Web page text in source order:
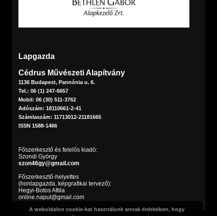
Lapgazda
Cédrus Művészeti Alapítvány
1136 Budapest, Pannónia u. 6.
Tel.: 06 (1) 247-6657
Mobil: 06 (30) 511-3762
Adószám: 18110661-2-41
Számlaszám: 11713012-21181665
ISSN 1588-1466
Főszerkesztő és felelős kiadó:
Szondi György
szon46gy@gmail.com
Főszerkesztő-helyettes
(honlapgazda, képgrafikai tervező):
Hegyi-Botos Attila
online.naput@gmail.com
A weboldalon cookie-kat használunk annak érdekében, hogy